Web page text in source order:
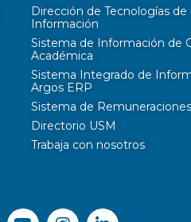
Dirección de Tecnologías de
Información
Sistema de Información de
Académica
Sistema Integrado de
Argos ERP
Sistema de
Directorio USM
Trabaja con nosotros